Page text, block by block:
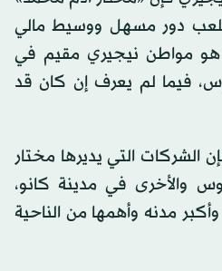
بلعب دور مسهل ووسيط مالي
مواطن نيجيري مقيم في
فيما لم يعرف إن كان قد
الشركات التي يديرها مختار
والأخرى في مدينة كانو،
مدنه وأهمها من الناحية